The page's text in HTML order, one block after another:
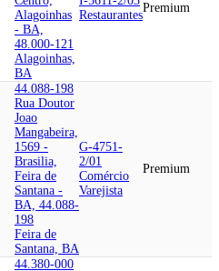
Alagoinhas
- BA,
48.000-121
Alagoinhas,
BA
Restaurantes
Premium
44.088-198
Rua Doutor
Joao
Mangabeira,
1569 -
Brasilia,
Feira de
Santana -
BA, 44.088-
198
Feira de
Santana, BA
G-4751-
2/01
Comércio
Varejista
Premium
44.380-000